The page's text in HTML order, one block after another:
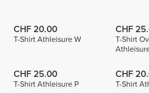
CHF 20.00
T-Shirt Athleisure W
CHF
T-Shirt
CHF 25.00
T-Shirt Athleisure P
CHF
T-Shirt